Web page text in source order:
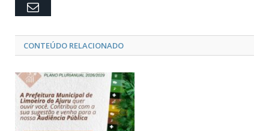
Email
CONTEÚDO RELACIONADO